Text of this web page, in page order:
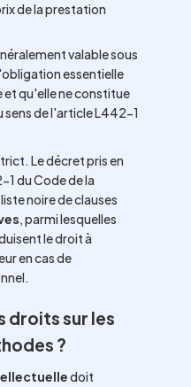
de la prestation
valable sous
essentielle
et qu'elle ne constitue
sens de l'article L442-1
Le décret pris en
du Code de la
noire de clauses
, parmi lesquelles
le droit à
en cas de
droits sur les
?
doit